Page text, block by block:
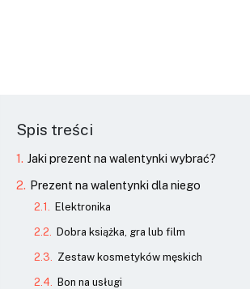
Spis treści
Jaki prezent na walentynki wybrać?
Prezent na walentynki dla niego
Elektronika
Dobra książka, gra lub film
Zestaw kosmetyków męskich
Bon na usługi